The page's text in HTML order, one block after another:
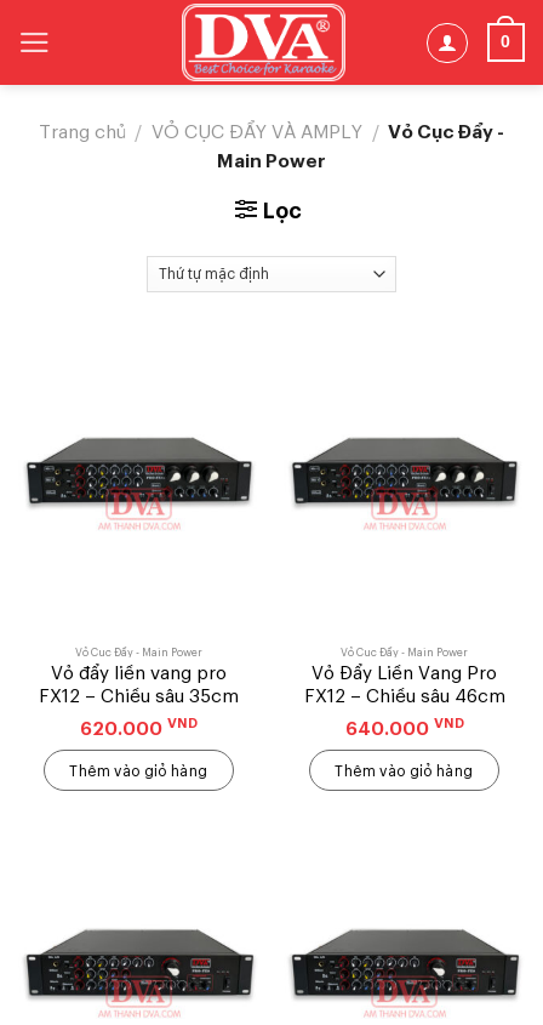
content
0
Trang chủ / VỎ CỤC ĐẨY VÀ AMPLY / Vỏ Cục Đẩy -
Main Power
Lọc
Vỏ Cục Đẩy - Main Power
Vỏ đẩy liền vang pro
FX12 – Chiều sâu 35cm
620.000 VND
Thêm vào giỏ hàng
Vỏ Cục Đẩy - Main Power
Vỏ Đẩy Liền Vang Pro
FX12 – Chiều sâu 46cm
640.000 VND
Thêm vào giỏ hàng